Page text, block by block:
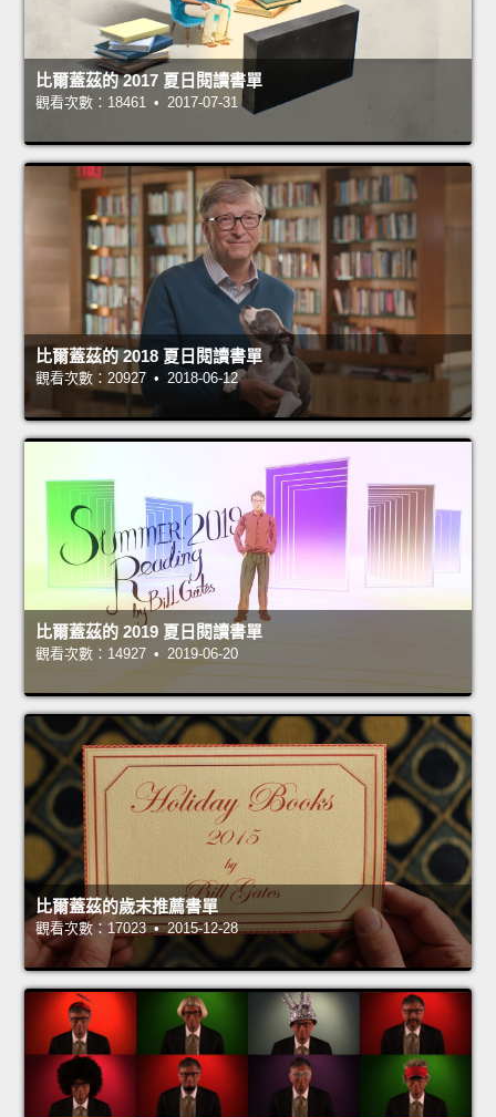
比爾蓋茲的 2017 夏日閱讀書單
觀看次數：18461 • 2017-07-31
比爾蓋茲的 2018 夏日閱讀書單
觀看次數：20927 • 2018-06-12
比爾蓋茲的 2019 夏日閱讀書單
觀看次數：14927 • 2019-06-20
比爾蓋茲的歲末推薦書單
觀看次數：17023 • 2015-12-28